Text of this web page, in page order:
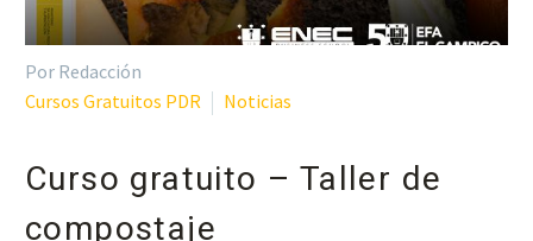
Por Redacción
Cursos Gratuitos PDR
Noticias
Curso gratuito – Taller de
compostaje